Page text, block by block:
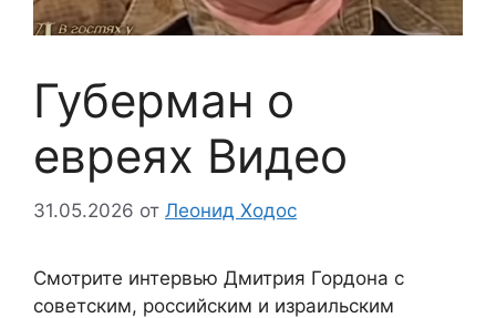
Губерман о
евреях Видео
31.05.2026 от Леонид Ходос
Смотрите интервью Дмитрия Гордона с
советским, российским и израильским